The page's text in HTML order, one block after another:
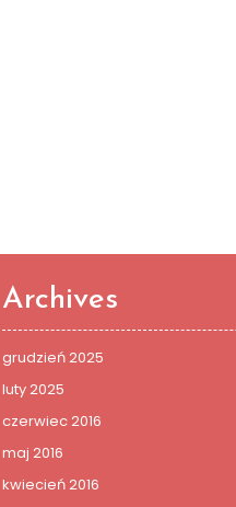
Archives
grudzień 2025
luty 2025
czerwiec 2016
maj 2016
kwiecień 2016